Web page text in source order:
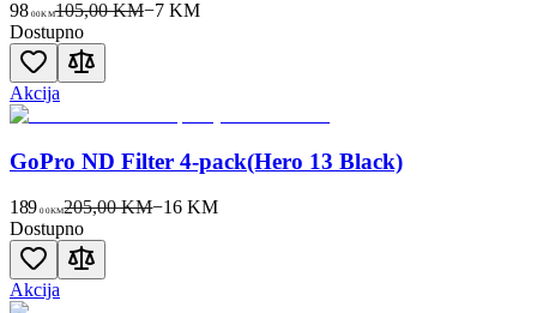
98 00KM105,00 KM−7KM
Dostupno
Akcija
GoPro ND Filter 4-pack(Hero 13 Black)
189 00KM205,00 KM−16 KM
Dostupno
Akcija